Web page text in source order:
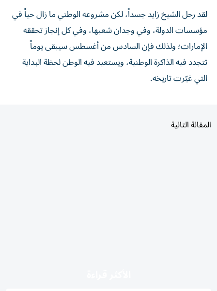
لقد رحل الشيخ زايد جسداً، لكن مشروعه الوطني ما زال حياً في
مؤسسات الدولة، وفي وجدان شعبها، وفي كل إنجاز تحققه
الإمارات؛ ولذلك فإن السادس من أغسطس سيبقى يوماً
تتجدد فيه الذاكرة الوطنية، ويستعيد فيه الوطن لحظة البداية
التي غيّرت تاريخه.
المقالة التالية